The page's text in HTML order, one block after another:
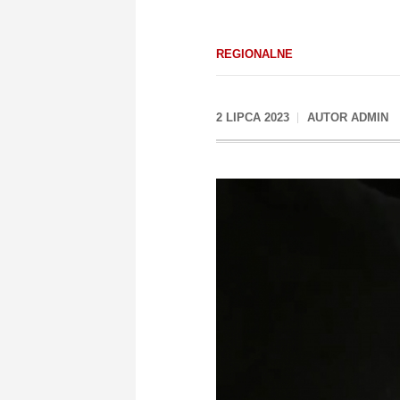
REGIONALNE
2 LIPCA 2023 AUTOR ADMIN